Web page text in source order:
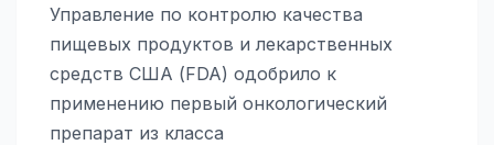
Управление по контролю качества
пищевых продуктов и лекарственных
средств США (FDA) одобрило к
применению первый онкологический
препарат из класса